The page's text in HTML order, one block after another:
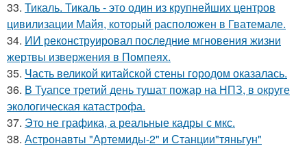
33. Тикаль. Тикаль - это один из крупнейших центров
цивилизации Майя, который расположен в Гватемале.
34. ИИ реконструировал последние мгновения жизни
жертвы извержения в Помпеях.
35. Часть великой китайской стены городом оказалась.
36. В Туапсе третий день тушат пожар на НПЗ, в округе
экологическая катастрофа.
37. Это не графика, а реальные кадры с мкс.
38. Астронавты "Артемиды-2" и Станции"тяньгун"